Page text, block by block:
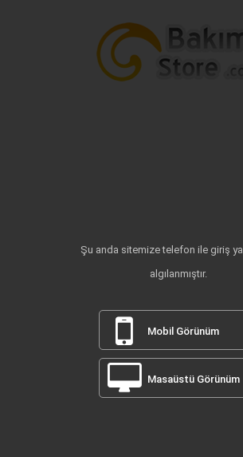
Şu anda sitemize telefon ile giriş
algılanmıştır.
Mobil Görünüm
Masaüstü Görünüm